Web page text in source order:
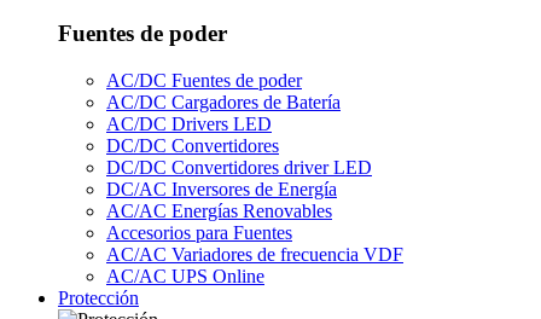
Fuentes de poder
AC/DC Fuentes de poder
AC/DC Cargadores de Batería
AC/DC Drivers LED
DC/DC Convertidores
DC/DC Convertidores driver LED
DC/AC Inversores de Energía
AC/AC Energías Renovables
Accesorios para Fuentes
AC/AC Variadores de frecuencia VDF
AC/AC UPS Online
Protección